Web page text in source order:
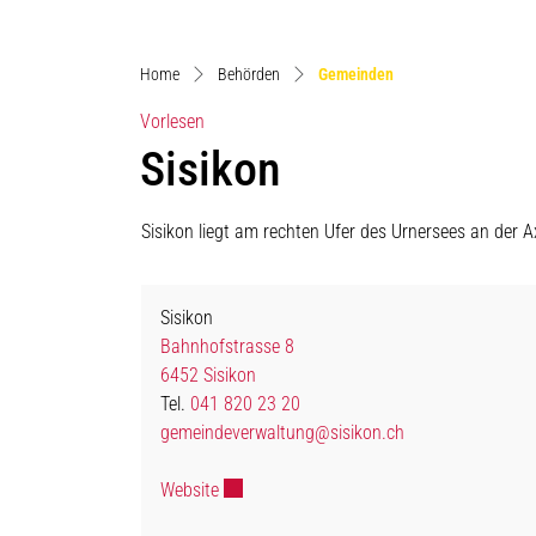
Home Behörden Gemeinden(ausgewählt)
Vorlesen
Sisikon
Sisikon liegt am rechten Ufer des Urnersees an der
Sisikon
Bahnhofstrasse 8
6452 Sisikon
Tel. 041 820 23 20
gemeindeverwaltung@sisikon.ch
WebsiteExterner Link wird in einem neuen Fenster